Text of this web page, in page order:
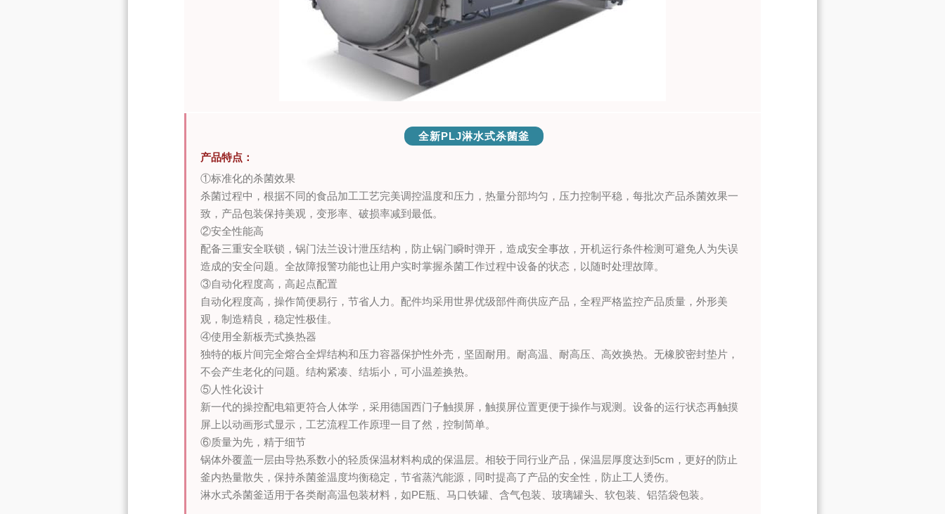
全新PLJ淋水式杀菌釜
产品特点：
①标准化的杀菌效果
杀菌过程中，根据不同的食品加工工艺完美调控温度和压力，热量分部均匀，压力控制平稳，每批次产品杀菌效果一
致，产品包装保持美观，变形率、破损率减到最低。
②安全性能高
配备三重安全联锁，锅门法兰设计泄压结构，防止锅门瞬时弹开，造成安全事故，开机运行条件检测可避免人为失误
造成的安全问题。全故障报警功能也让用户实时掌握杀菌工作过程中设备的状态，以随时处理故障。
③自动化程度高，高起点配置
自动化程度高，操作简便易行，节省人力。配件均采用世界优级部件商供应产品，全程严格监控产品质量，外形美
观，制造精良，稳定性极佳。
④使用全新板壳式换热器
独特的板片间完全熔合全焊结构和压力容器保护性外壳，坚固耐用。耐高温、耐高压、高效换热。无橡胶密封垫片，
不会产生老化的问题。结构紧凑、结垢小，可小温差换热。
⑤人性化设计
新一代的操控配电箱更符合人体学，采用德国西门子触摸屏，触摸屏位置更便于操作与观测。设备的运行状态再触摸
屏上以动画形式显示，工艺流程工作原理一目了然，控制简单。
⑥质量为先，精于细节
锅体外覆盖一层由导热系数小的轻质保温材料构成的保温层。相较于同行业产品，保温层厚度达到5cm，更好的防止
釜内热量散失，保持杀菌釜温度均衡稳定，节省蒸汽能源，同时提高了产品的安全性，防止工人烫伤。
淋水式杀菌釜适用于各类耐高温包装材料，如PE瓶、马口铁罐、含气包装、玻璃罐头、软包装、铝箔袋包装。